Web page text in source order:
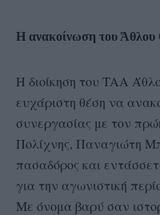
Η ανακοίνωση του Άθλου
Η διοίκηση του TAA
ευχάριστη θέση να
συνεργασίας με τον
Πολίχνης, Παναγιώτη
πασαδόρος και
για την αγωνιστική
Με όνομα βαρύ σαν